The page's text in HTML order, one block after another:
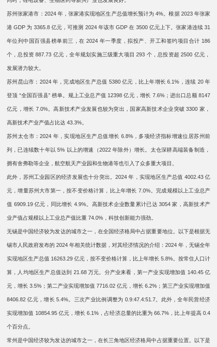
苏州张家港市：2024 年，张家港实现地区生产总值增长预计为 4%。根据 2023 年张家
港 GDP 为 3365.8 亿元，可推测 2024 年该市 GDP 在 3500 亿元上下。张家港连续 31
年位列中国百强县榜单前三，在 2024 年一季度，拟投产、开工和签约项目合计 186
个，总投资 887.73 亿元，全年规划实施三级重大项目 293 个，总投资超 2500 亿元，
发展潜力较大。
苏州昆山市：2024 年，完成地区生产总值 5380 亿元，比上年增长 6.1%，连续 20 年
登顶 “全国百强县” 榜单。规上工业总产值 12398 亿元，增长 7.6%；进出口总额 8147
亿元，增长 7.0%。高新技术产业发展也较为突出，国家高新技术企业突破 3300 家，
高新技术产业产值占比达 43.3%。
苏州太仓市：2024 年，实现地区生产总值增长 6.8%，多项经济指标增速位居苏州前
列，已连续数十年以 5% 以上的增速（2022 年除外）增长。太仓深耕高端装备制造，
拥有舍弗勒等企业，航空航天产业园和生物港等也引入了众多重大项目。
此外，苏州工业园区的经济发展也十分突出。2024 年，实现地区生产总值 4002.43 亿
元，增量苏州大市第一，按不变价格计算，比上年增长 7.0%。完成规模以上工业总产
值 6909.19 亿元，同比增长 4.9%。高新技术企业数量累计已达 3054 家，高新技术产
业产值占规模以上工业总产值比重 74.0%，科技创新能力强劲。
无锡是中国经济较为发达的城市之一，在全国经济格局中占据重要地位。以下是根据无
锡市人民政府发布的 2024 年相关统计数据，对其经济情况的介绍：2024 年，无锡全年
实现地区生产总值 16263.29 亿元，按不变价格计算，比上年增长 5.8%。按常住人口计
算，人均地区生产总值达到 21.68 万元。分产业来看，第一产业实现增加值 140.45 亿
元，增长 3.5%；第二产业实现增加值 7716.02 亿元，增长 6.2%；第三产业实现增加值
8406.82 亿元，增长 5.4%。三次产业比例调整为 0.9:47.4:51.7。此外，全年民营经济
实现增加值 10854.95 亿元，增长 6.1%，占经济总量的比重为 66.7%，比上年提高 0.4
个百分点。
常州是中国经济较为发达的城市之一，在长三角地区经济格局中占据重要位置。以下是